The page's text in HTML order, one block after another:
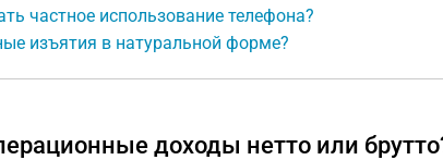
частное использование телефона?
изъятия в натуральной форме?
доходы нетто или